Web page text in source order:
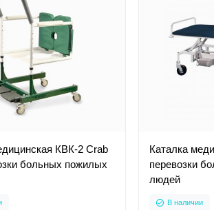
КВК-2 Crab
больных пожилых
Каталка
перевозки
людей
В наличии